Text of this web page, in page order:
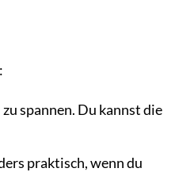
spannen. Du kannst die
praktisch, wenn du